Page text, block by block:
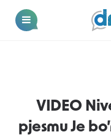
Dnevnik.in
VIDEO
pjesmu Je